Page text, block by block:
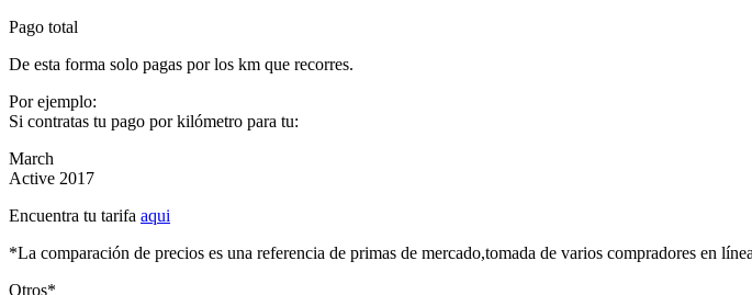
Pago total
De esta forma solo pagas por los km que recorres.
Por ejemplo:
Si contratas tu pago por kilómetro para tu:
March
Active 2017
Encuentra tu tarifa aqui
*La comparación de precios es una referencia de primas de mercado,tomada de varios compradores en
Otros*